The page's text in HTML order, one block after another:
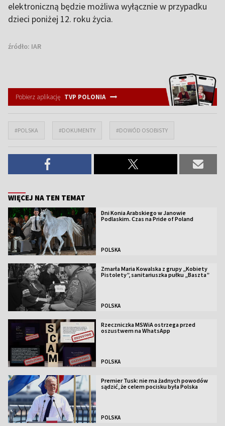
elektroniczną będzie możliwa wyłącznie w przypadku
dzieci poniżej 12. roku życia.
źródło: IAR
Pobierz aplikację TVP POLONIA
#POLSKA #DOKUMENTY #DOWÓD OSOBISTY
WIĘCEJ NA TEN TEMAT
Dni Konia Arabskiego w Janowie
Podlaskim. Czas na Pride of Poland
POLSKA
Zmarła Maria Kowalska z grupy „Kobiety
Pistolety”, sanitariuszka pułku „Baszta”
POLSKA
Rzeczniczka MSWiA ostrzega przed
oszustwem na WhatsApp
POLSKA
Premier Tusk: nie ma żadnych powodów
sądzić, że celem pocisku była Polska
POLSKA